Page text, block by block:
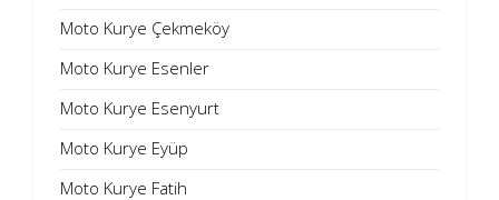
Moto Kurye Çekmeköy
Moto Kurye Esenler
Moto Kurye Esenyurt
Moto Kurye Eyüp
Moto Kurye Fatih